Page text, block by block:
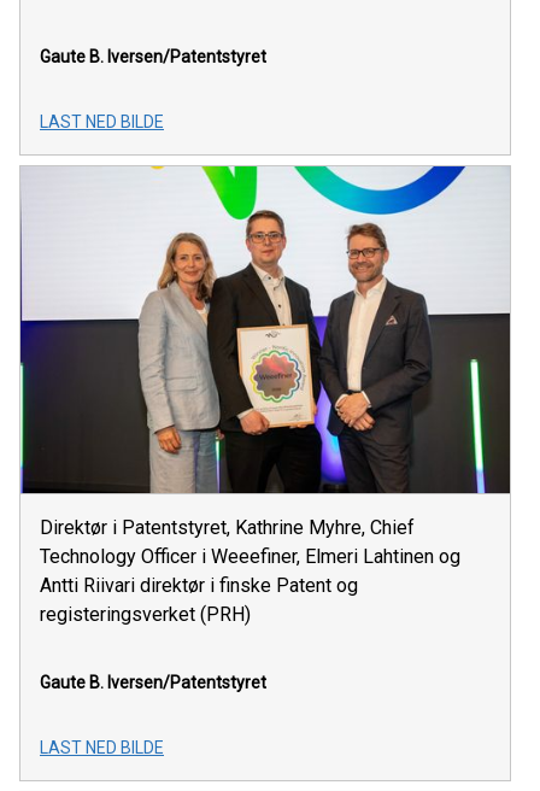
Gaute B. Iversen/Patentstyret
LAST NED BILDE
Direktør i Patentstyret, Kathrine Myhre, Chief
Technology Officer i Weeefiner, Elmeri Lahtinen og
Antti Riivari direktør i finske Patent og
registeringsverket (PRH)
Gaute B. Iversen/Patentstyret
LAST NED BILDE